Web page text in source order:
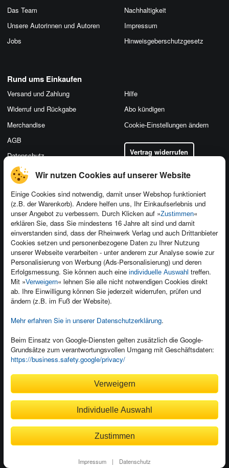
Wir nutzen Cookies auf unserer Website
Einige Cookies sind notwendig, damit unser Webshop funktioniert
(z.B. der Warenkorb). Andere helfen uns, Ihr Einkaufserlebnis und
unser Angebot zu verbessern. Durch Klicken auf »Zustimmen«
erklären Sie, dass Sie mindestens 16 Jahre alt sind und damit
einverstanden sind, dass der Rheinwerk Verlag und auch Drittanbieter
Cookies setzen und personenbezogene Daten zu Ihrer Nutzung
unserer Webseite verarbeiten - unter anderem zur Analyse sowie zur
Personalisierung von Werbung (Ads-Personalisierung) und deren
Erfolgsmessung. Sie können auch eine individuelle Auswahl treffen.
Mit »Verweigern« lehnen Sie alle nicht notwendigen Cookies direkt
ab. Ihre Einwilligung können Sie jederzeit widerrufen, prüfen und
ändern (z.B. im Fuß der Website).
Mehr erfahren Sie in unserer Datenschutzerklärung.
Beim Einsatz von Google-Diensten gelten zusätzlich die Google-
Grundsätze zum verantwortungsvollen Umgang mit Geschäftsdaten:
https://business.safety.google/privacy/
Zustimmen
Verweigern
Individuelle Auswahl
Impressum | Datenschutz
Das Team
Unsere Autorinnen und Autoren
Jobs
Nachhaltigkeit
Impressum
Hinweis­geber­schutz­gesetz
Kontakt
Newsletter
Für Unternehmen
Presseservice
Dozentenservice
Produktfeedback
Foreign Rights
Ein Buch schreiben
Rund ums Einkaufen
Versand und Zahlung
Widerruf und Rückgabe
Merchandise
AGB
Datenschutz
Hilfe
Abo kündigen
Cookie-Einstellungen ändern
Vertrag widerrufen
Kundenservice
Wir sind gerne für Sie da!
service@rheinwerk-verlag.de
Rechnung Bankeinzug
Rheinwerk Verlag GmbH